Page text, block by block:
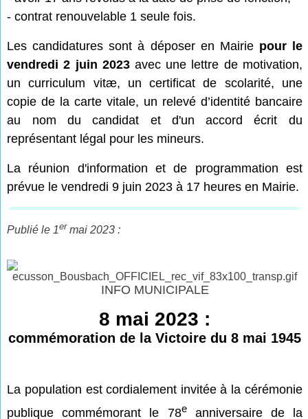
- contrat renouvelable 1 seule fois.
Les candidatures sont à déposer en Mairie pour le
vendredi 2 juin 2023avec une lettre de motivation,
un curriculum vitæ, un certificat de scolarité, une
copie de la carte vitale, un relevé d’identité bancaire
au nom du candidat et d'un accord écrit du
représentant légal pour les mineurs.
La réunion d'information et de programmation est
prévue le vendredi 9 juin 2023 à 17 heures en Mairie.
Publié le 1er mai 2023 :
INFO MUNICIPALE
8 mai 2023 :
commémoration de la Victoire du 8 mai 1945
La population est cordialement invitée à la cérémonie
publique commémorant le 78eanniversaire de la